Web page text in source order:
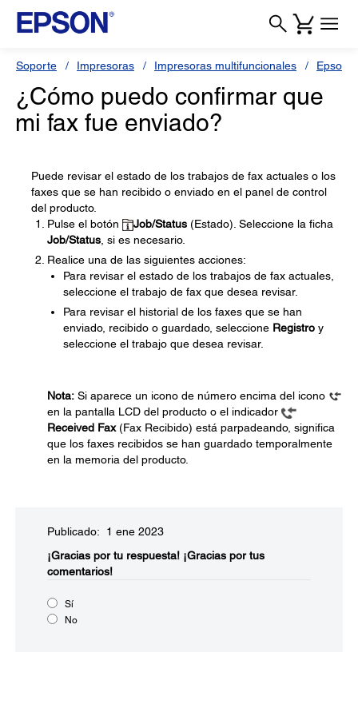
Soporte Impresoras Impresoras multifuncionales Epson
¿Cómo puedo confirmar que
mi fax fue enviado?
Puede revisar el estado de los trabajos de fax actuales o los
faxes que se han recibido o enviado en el panel de control
del producto.
Pulse el botón
Job/Status (Estado). Seleccione la ficha
Job/Status , si es necesario.
Realice una de las siguientes acciones:
Para revisar el estado de los trabajos de fax actuales,
seleccione el trabajo de fax que desea revisar.
Para revisar el historial de los faxes que se han
enviado, recibido o guardado, seleccione Registro y
seleccione el trabajo que desea revisar.
Nota: Si aparece un icono de número encima del icono
en la pantalla LCD del producto o el indicador
Received Fax(Fax Recibido) está parpadeando, significa
que los faxes recibidos se han guardado temporalmente
en la memoria del producto.
Publicado: 1 ene 2023
¡Gracias por tu respuesta! ¡Gracias por tus
comentarios!
Sí
No